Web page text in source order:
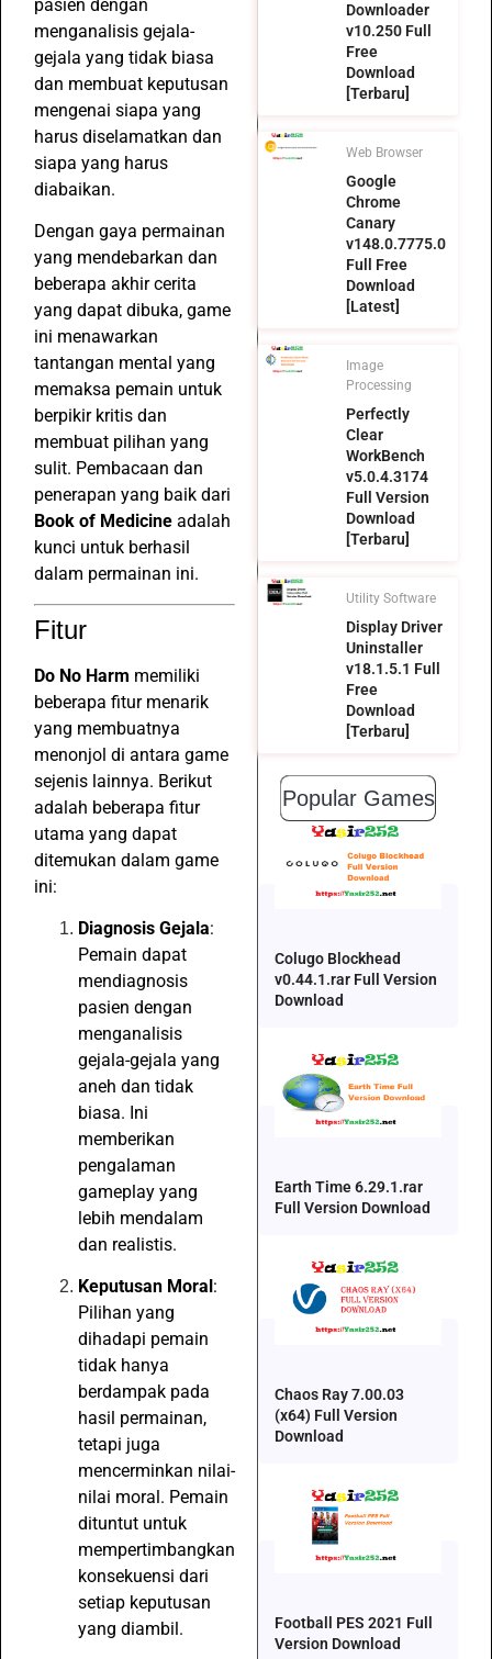
pasien dengan
menganalisis gejala-
gejala yang tidak biasa
dan membuat keputusan
mengenai siapa yang
harus diselamatkan dan
siapa yang harus
diabaikan.
Dengan gaya permainan
yang mendebarkan dan
beberapa akhir cerita
yang dapat dibuka, game
ini menawarkan
tantangan mental yang
memaksa pemain untuk
berpikir kritis dan
membuat pilihan yang
sulit. Pembacaan dan
penerapan yang baik dari
Book of Medicine adalah
kunci untuk berhasil
dalam permainan ini.
Fitur
Do No Harm memiliki
beberapa fitur menarik
yang membuatnya
menonjol di antara game
sejenis lainnya. Berikut
adalah beberapa fitur
utama yang dapat
ditemukan dalam game
ini:
Diagnosis Gejala:
Pemain dapat
mendiagnosis
pasien dengan
menganalisis
gejala-gejala yang
aneh dan tidak
biasa. Ini
memberikan
pengalaman
gameplay yang
lebih mendalam
dan realistis.
Keputusan Moral :
Pilihan yang
dihadapi pemain
tidak hanya
berdampak pada
hasil permainan,
tetapi juga
mencerminkan nilai-
nilai moral. Pemain
dituntut untuk
mempertimbangkan
konsekuensi dari
setiap keputusan
yang diambil.
Downloader
v10.250 Full
Free
Download
[Terbaru]
Web Browser
Google
Chrome
Canary
v148.0.7775.0
Full Free
Download
[Latest]
Image
Processing
Perfectly
Clear
WorkBench
v5.0.4.3174
Full Version
Download
[Terbaru]
Utility Software
Display Driver
Uninstaller
v18.1.5.1 Full
Free
Download
[Terbaru]
Popular Games
Colugo Blockhead
v0.44.1.rar Full Version
Download
Earth Time 6.29.1.rar
Full Version Download
Chaos Ray 7.00.03
(x64) Full Version
Download
Football PES 2021 Full
Version Download